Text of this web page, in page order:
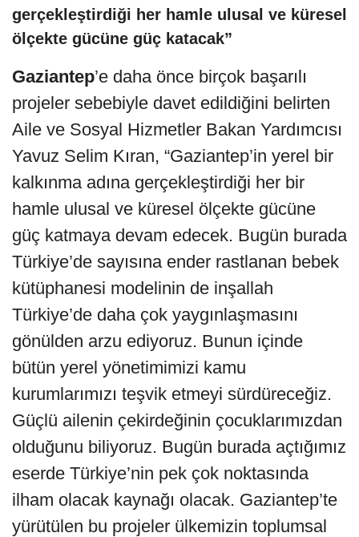
gerçekleştirdiği her hamle ulusal ve küresel
ölçekte gücüne güç katacak”
Gaziantep’e daha önce birçok başarılı
projeler sebebiyle davet edildiğini belirten
Aile ve Sosyal Hizmetler Bakan Yardımcısı
Yavuz Selim Kıran, “Gaziantep’in yerel bir
kalkınma adına gerçekleştirdiği her bir
hamle ulusal ve küresel ölçekte gücüne
güç katmaya devam edecek. Bugün burada
Türkiye’de sayısına ender rastlanan bebek
kütüphanesi modelinin de inşallah
Türkiye’de daha çok yaygınlaşmasını
gönülden arzu ediyoruz. Bunun içinde
bütün yerel yönetimimizi kamu
kurumlarımızı teşvik etmeyi sürdüreceğiz.
Güçlü ailenin çekirdeğinin çocuklarımızdan
olduğunu biliyoruz. Bugün burada açtığımız
eserde Türkiye’nin pek çok noktasında
ilham olacak kaynağı olacak. Gaziantep’te
yürütülen bu projeler ülkemizin toplumsal